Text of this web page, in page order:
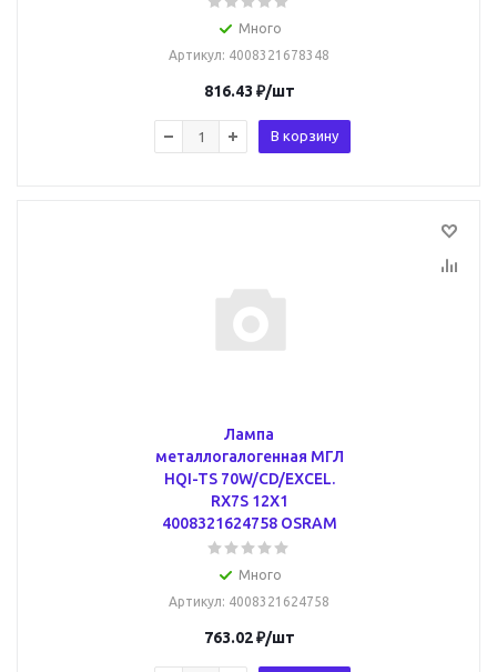
Много
Артикул: 4008321678348
816.43 ₽/шт
В корзину
Лампа
металлогалогенная МГЛ
HQI-TS 70W/CD/EXCEL.
RX7S 12X1
4008321624758 OSRAM
Много
Артикул: 4008321624758
763.02₽/шт